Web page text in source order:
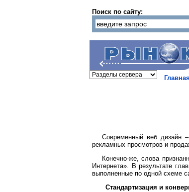
Поиск по сайту:
Современный веб дизайн
рекламных просмотров и
Конечно-же, слова
Интернета». В результате
выполненные по одной схеме
Стандартизация и